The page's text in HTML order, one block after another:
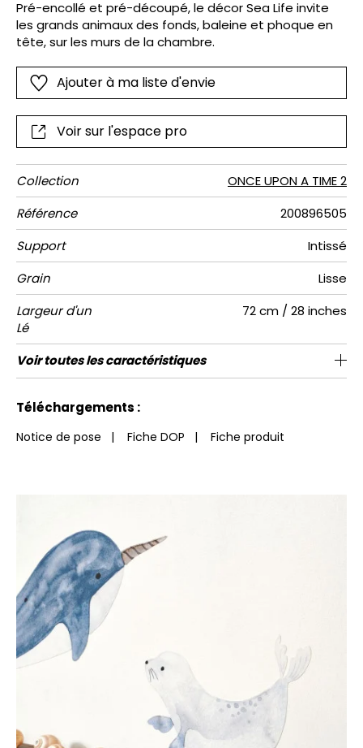
Pré-encollé et pré-découpé, le décor Sea Life invite
les grands animaux des fonds, baleine et phoque en
tête, sur les murs de la chambre.
Ajouter à ma liste d'envie
Voir sur l'espace pro
Collection
ONCE UPON A TIME 2
Référence
200896505
Support
Intissé
Grain
Lisse
Largeur d'un
Lé
72 cm / 28 inches
Hauteur 106 cm / 42 inches
Largeur
Totale
106 cm / 42 inches
Nombre de
lés
1
Poids g/m² 167
Entretien Lavable
Pose colle Préencollé
Dépose Arrachage à sec
Norme COV A+
ASTME84 Class A
Norme
euroclass
C s1 d0
Voir toutes les caractéristiques
Téléchargements :
Notice de pose | Fiche DOP | Fiche produit